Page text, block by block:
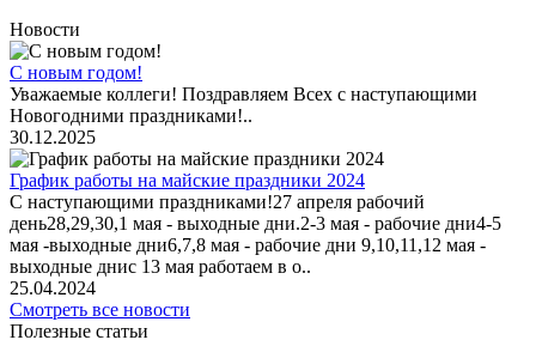
Новости
С новым годом!
Уважаемые коллеги! Поздравляем Всех с наступающими
Новогодними праздниками!..
30.12.2025
График работы на майские праздники 2024
С наступающими праздниками!27 апреля рабочий
день28,29,30,1 мая - выходные дни.2-3 мая - рабочие дни4-5
мая -выходные дни6,7,8 мая - рабочие дни 9,10,11,12 мая -
выходные днис 13 мая работаем в о..
25.04.2024
Смотреть все новости
Полезные статьи